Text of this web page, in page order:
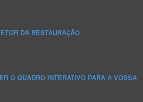
DA RESTAURAÇÃO
O QUADRO INTERATIVO PARA A VOSSA